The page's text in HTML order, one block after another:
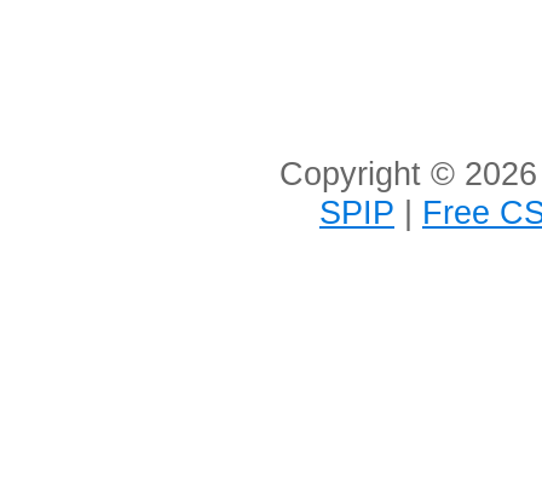
Copyright ©
SPIP | Free